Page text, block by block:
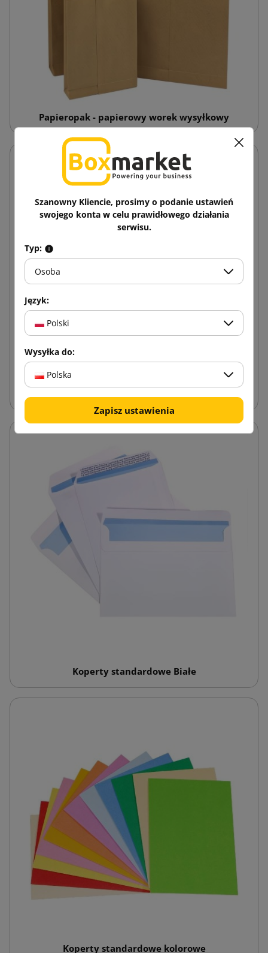
Papieropak - papierowy worek wysyłkowy
Koperty standardowe Białe
Koperty standardowe kolorowe
Szanowny Kliencie, prosimy o podanie ustawień
swojego konta w celu prawidłowego działania
serwisu.
Typ:
Osoba
Język:
Polski
Wysyłka do:
Polska
Zapisz ustawienia